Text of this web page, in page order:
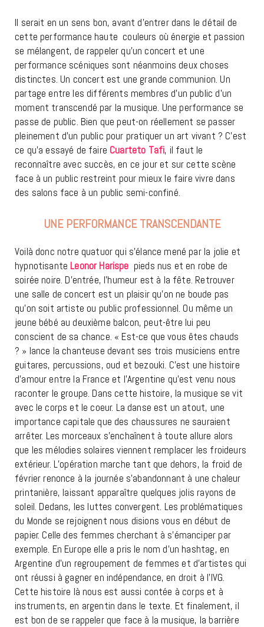
Il serait en un sens bon, avant d’entrer dans le détail de
cette performance haute couleurs où énergie et passion
se mélangent, de rappeler qu’un concert et une
performance scéniques sont néanmoins deux choses
distinctes. Un concert est une grande communion. Un
partage entre les différents membres d’un public d’un
moment transcendé par la musique. Une performance se
passe de public. Bien que peut-on réellement se passer
pleinement d’un public pour pratiquer un art vivant ? C’est
ce qu’a essayé de faire Cuarteto Tafi, il faut le
reconnaître avec succès, en ce jour et sur cette scène
face à un public restreint pour mieux le faire vivre dans
des salons face à un public semi-confiné.
UNE PERFORMANCE TRANSCENDANTE
Voilà donc notre quatuor qui s’élance mené par la jolie et
hypnotisante Leonor Harispe pieds nus et en robe de
soirée noire. D’entrée, l’humeur est à la fête. Retrouver
une salle de concert est un plaisir qu’on ne boude pas
qu’on soit artiste ou public professionnel. Ou même un
jeune bébé au deuxième balcon, peut-être lui peu
conscient de sa chance. « Est-ce que vous êtes chauds
? » lance la chanteuse devant ses trois musiciens entre
guitares, percussions, oud et bezouki. C’est une histoire
d’amour entre la France et l’Argentine qu’est venu nous
raconter le groupe. Dans cette histoire, la musique se vit
avec le corps et le coeur. La danse est un atout, une
importance capitale que des chaussures ne sauraient
arrêter. Les morceaux s’enchaînent à toute allure alors
que les mélodies solaires viennent remplacer les froideurs
extérieur. L’opération marche tant que dehors, la froid de
février renonce à la journée s’abandonnant à une chaleur
printanière, laissant apparaître quelques jolis rayons de
soleil. Dedans, les luttes convergent. Les problématiques
du Monde se rejoignent nous disions vous en début de
papier. Celle des femmes cherchant à s’émanciper par
exemple. En Europe elle a pris le nom d’un hashtag, en
Argentine d’un regroupement de femmes et d’artistes qui
ont réussi à gagner en indépendance, en droit à l’IVG.
Cette histoire là nous est aussi contée à corps et à
instruments, en argentin dans le texte. Et finalement, il
est bon de se rappeler que face à la musique, la barrière